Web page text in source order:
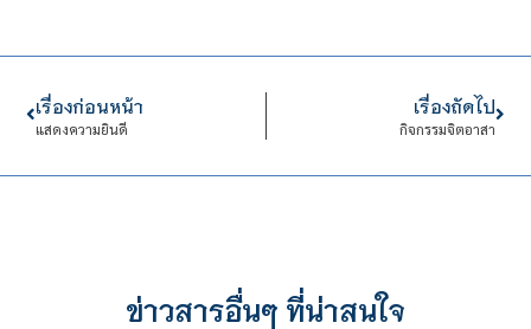
เรื่องก่อนหน้า
แสดงความยินดี
เรื่องถัดไป
กิจกรรมจิตอาสา
ข่าวสารอื่นๆ ที่น่าสนใจ